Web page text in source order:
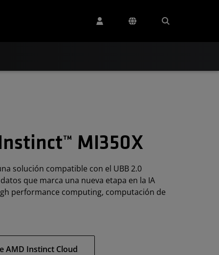
MI350X
solución compatible con el UBB 2.0
que marca una nueva etapa en la IA
performance computing, computación de
AMD Instinct Cloud